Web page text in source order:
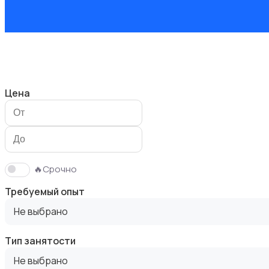
Бытовые услуги и клининг
Цена
🔥Срочно
Требуемый опыт
Не выбрано
Тип занятости
Не выбрано